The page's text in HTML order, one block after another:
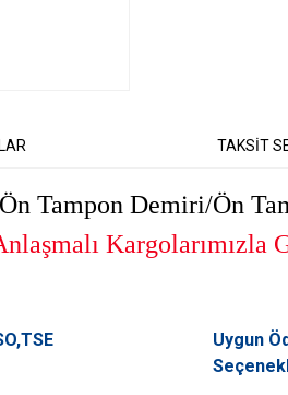
TAKSİT
Tampon Demiri/Ön
Kargolarımızla
Bu ürüne ilk yorumu siz yapın!Uygun